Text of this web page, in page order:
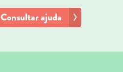
Consultar ajuda